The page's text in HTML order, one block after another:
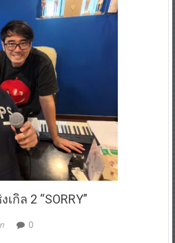
กิล 2 “SORRY”
0